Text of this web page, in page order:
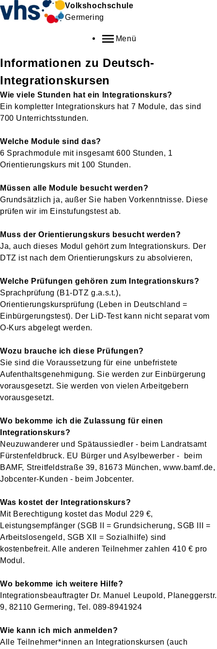
Volkshochschule
Germering
Menü
Informationen zu Deutsch-
Integrationskursen
Wie viele Stunden hat ein Integrationskurs?
Ein kompletter Integrationskurs hat 7 Module, das sind
700 Unterrichtsstunden.
Welche Module sind das?
6 Sprachmodule mit insgesamt 600 Stunden, 1
Orientierungskurs mit 100 Stunden.
Müssen alle Module besucht werden?
Grundsätzlich ja, außer Sie haben Vorkenntnisse. Diese
prüfen wir im Einstufungstest ab.
Muss der Orientierungskurs besucht werden?
Ja, auch dieses Modul gehört zum Integrationskurs. Der
DTZ ist nach dem Orientierungskurs zu absolvieren,
Welche Prüfungen gehören zum Integrationskurs?
Sprachprüfung (B1-DTZ g.a.s.t.),
Orientierungskursprüfung (Leben in Deutschland =
Einbürgerungstest). Der LiD-Test kann nicht separat vom
O-Kurs abgelegt werden.
Wozu brauche ich diese Prüfungen?
Sie sind die Voraussetzung für eine unbefristete
Aufenthaltsgenehmigung. Sie werden zur Einbürgerung
vorausgesetzt. Sie werden von vielen Arbeitgebern
vorausgesetzt.
Wo bekomme ich die Zulassung für einen
Integrationskurs?
Neuzuwanderer und Spätaussiedler - beim Landratsamt
Fürstenfeldbruck. EU Bürger und Asylbewerber - beim
BAMF, Streitfeldstraße 39, 81673 München, www.bamf.de,
Jobcenter-Kunden - beim Jobcenter.
Was kostet der Integrationskurs?
Mit Berechtigung kostet das Modul 229 €,
Leistungsempfänger (SGB II = Grundsicherung, SGB III =
Arbeitslosengeld, SGB XII = Sozialhilfe) sind
kostenbefreit. Alle anderen Teilnehmer zahlen 410 € pro
Modul.
Wo bekomme ich weitere Hilfe?
Integrationsbeauftragter Dr. Manuel Leupold, Planeggerstr.
9, 82110 Germering, Tel. 089-8941924
Wie kann ich mich anmelden?
Alle Teilnehmer*innen an Integrationskursen (auch